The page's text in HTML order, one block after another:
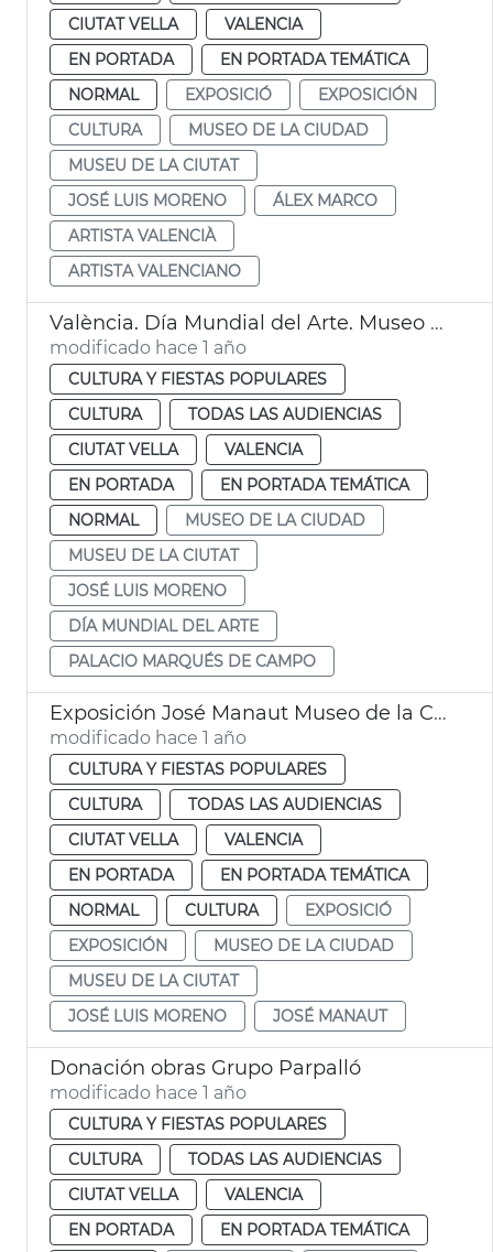
CIUTAT VELLA
VALENCIA
EN PORTADA
EN PORTADA TEMÁTICA
NORMAL
EXPOSICIÓ
EXPOSICIÓN
CULTURA
MUSEO DE LA CIUDAD
MUSEU DE LA CIUTAT
JOSÉ LUIS MORENO
ÁLEX MARCO
ARTISTA VALENCIÀ
ARTISTA VALENCIANO
València. Día Mundial del Arte. Museo de la Ciudad
modificado hace 1 año
CULTURA Y FIESTAS POPULARES
CULTURA
TODAS LAS AUDIENCIAS
CIUTAT VELLA
VALENCIA
EN PORTADA
EN PORTADA TEMÁTICA
NORMAL
MUSEO DE LA CIUDAD
MUSEU DE LA CIUTAT
JOSÉ LUIS MORENO
DÍA MUNDIAL DEL ARTE
PALACIO MARQUÉS DE CAMPO
Exposición José Manaut Museo de la Ciudad València
modificado hace 1 año
CULTURA Y FIESTAS POPULARES
CULTURA
TODAS LAS AUDIENCIAS
CIUTAT VELLA
VALENCIA
EN PORTADA
EN PORTADA TEMÁTICA
NORMAL
CULTURA
EXPOSICIÓ
EXPOSICIÓN
MUSEO DE LA CIUDAD
MUSEU DE LA CIUTAT
JOSÉ LUIS MORENO
JOSÉ MANAUT
Donación obras Grupo Parpalló
modificado hace 1 año
CULTURA Y FIESTAS POPULARES
CULTURA
TODAS LAS AUDIENCIAS
CIUTAT VELLA
VALENCIA
EN PORTADA
EN PORTADA TEMÁTICA